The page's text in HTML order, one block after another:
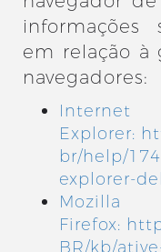
informações
em relação à
navegadores:
Internet
Explorer:
br/help/
explorer-
Mozilla
Firefox: